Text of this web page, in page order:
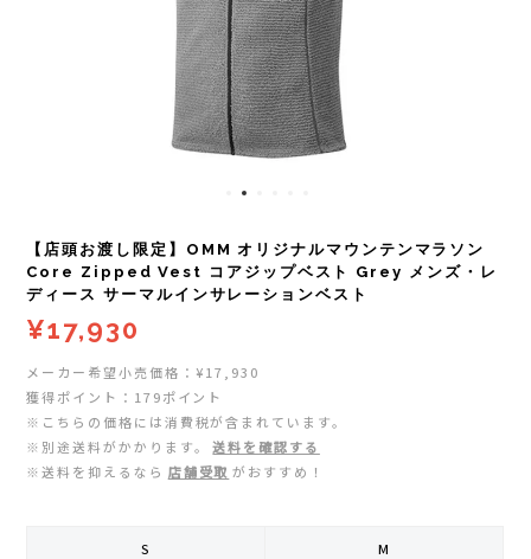
ストックポール
その他
MEDALIST(メダリスト)
PUREPALA(ピュアパラ)
SAMURAICHARGE Pro
SAMURAI GEL(サムライジェル)
Shonai Special(ショウナイスペシャル)
Columbia・Montrail(コロンビア・モント
COMPRESSPORT(コンプレスポーツ)
DYNAFIT(ディナフィット)
ELDORESO(エルドレッソ)
extremities (エクストリミティーズ)
FEELCAP(フィールキャップ)
【店頭お渡し限定】OMM オリジナルマウンテンマラソン
Core Zipped Vest コアジップベスト Grey メンズ・レ
ディース サーマルインサレーションベスト
¥17,930
メーカー希望小売価格：¥17,930
獲得ポイント：179ポイント
※こちらの価格には消費税が含まれています。
※別途送料がかかります。
送料を確認する
※送料を抑えるなら 店舗受取 がおすすめ！
S M